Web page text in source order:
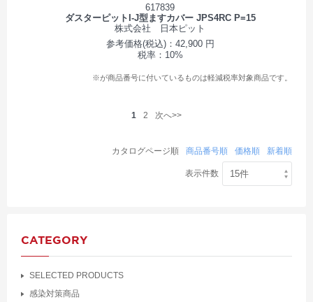
617839
ダスターピットI-J型ますカバー JPS4RC P=15
株式会社 日本ピット
参考価格(税込)：42,900 円
税率：10%
※が商品番号に付いているものは軽減税率対象商品です。
1 2 次へ>>
カタログページ順 商品番号順 価格順 新着順
表示件数
CATEGORY
SELECTED PRODUCTS
感染対策商品